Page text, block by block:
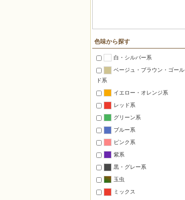
置くインテリア
つるすインテリア
照明
万華鏡
自由に作る【ミックス】
デリカビーズ織り材料セット
仕立て済みの箱入り【完成品】
色味から探す
白・シルバー系
ベージュ・ブラウン・ゴール
ド系
イエロー・オレンジ系
レッド系
グリーン系
ブルー系
ピンク系
紫系
黒・グレー系
玉虫
ミックス